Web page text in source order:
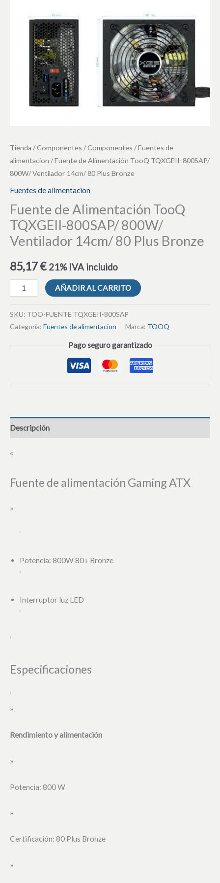
Tienda /Componentes /Componentes /Fuentes de
alimentacion / Fuente de Alimentación TooQ TQXGEII-800SAP/
800W/ Ventilador 14cm/ 80 Plus Bronze
Fuentes de alimentacion
Fuente de Alimentación TooQ
TQXGEII-800SAP/ 800W/
Ventilador 14cm/ 80 Plus Bronze
85,17€ 21% IVA incluido
Ventilador
Bronze
cantidad
AÑADIR AL CARRITO
SKU: TOO-FUENTE TQXGEII-800SAP
Categoría: Fuentes de alimentacion Marca: TOOQ
Pago seguro garantizado
Descripción
«
Fuente de alimentación Gaming ATX
»
‘
Potencia: 800W 80+ Bronze
‘
Interruptor luz LED
‘
‘
Especificaciones
‘
»
Rendimiento y alimentación
»
Potencia: 800 W
»
Certificación: 80 Plus Bronze
»